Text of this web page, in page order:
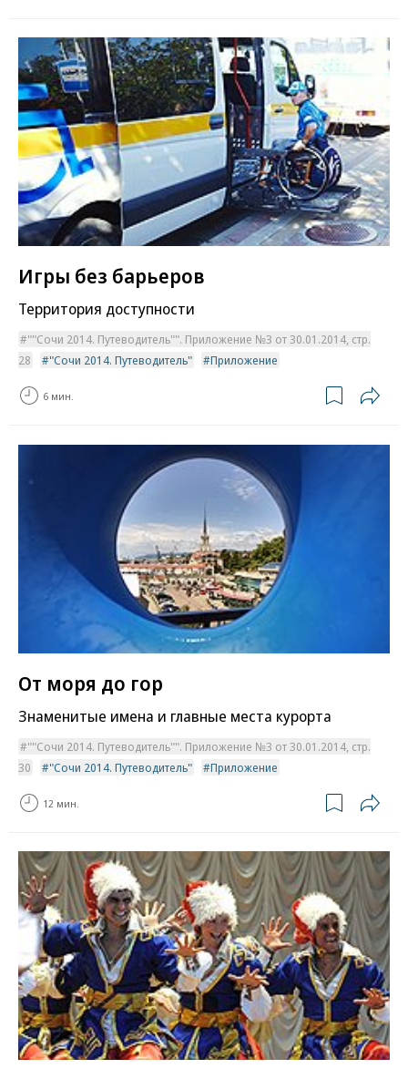
Игры без барьеров
Территория доступности
""Сочи 2014. Путеводитель"". Приложение №3 от 30.01.2014, стр.
28
"Сочи 2014. Путеводитель" Приложение
6 мин.
От моря до гор
Знаменитые имена и главные места курорта
""Сочи 2014. Путеводитель"". Приложение №3 от 30.01.2014, стр.
30
"Сочи 2014. Путеводитель" Приложение
12 мин.